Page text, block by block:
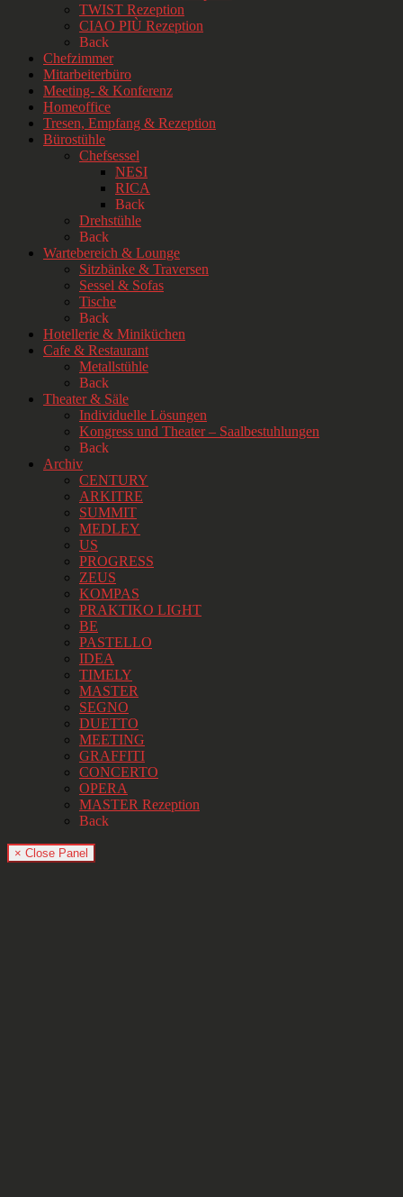
TWIST Rezeption
CIAO PIÙ Rezeption
Back
Chefzimmer
Mitarbeiterbüro
Meeting- & Konferenz
Homeoffice
Tresen, Empfang & Rezeption
Bürostühle
Chefsessel
NESI
RICA
Back
Drehstühle
Back
Wartebereich & Lounge
Sitzbänke & Traversen
Sessel & Sofas
Tische
Back
Hotellerie & Miniküchen
Cafe & Restaurant
Metallstühle
Back
Theater & Säle
Individuelle Lösungen
Kongress und Theater – Saalbestuhlungen
Back
Archiv
CENTURY
ARKITRE
SUMMIT
MEDLEY
US
PROGRESS
ZEUS
KOMPAS
PRAKTIKO LIGHT
BE
PASTELLO
IDEA
TIMELY
MASTER
SEGNO
DUETTO
MEETING
GRAFFITI
CONCERTO
OPERA
MASTER Rezeption
Back
× Close Panel